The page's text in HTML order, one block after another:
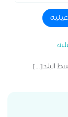
البلد[...]